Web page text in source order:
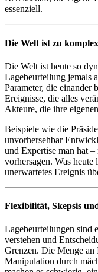
essenziell.
Die Welt ist zu
Die Welt ist heute so
Lagebeurteilung jemals
Parameter, die einander
Ereignisse, die alles
Akteure, die ihre
Beispiele wie die
unvorhersehbar
und Expertise man hat
vorhersagen. Was
unerwartetes Ereignis
Flexibilität, Skepsis
Lagebeurteilungen sind
verstehen und
Grenzen. Die Menge
Manipulation durch